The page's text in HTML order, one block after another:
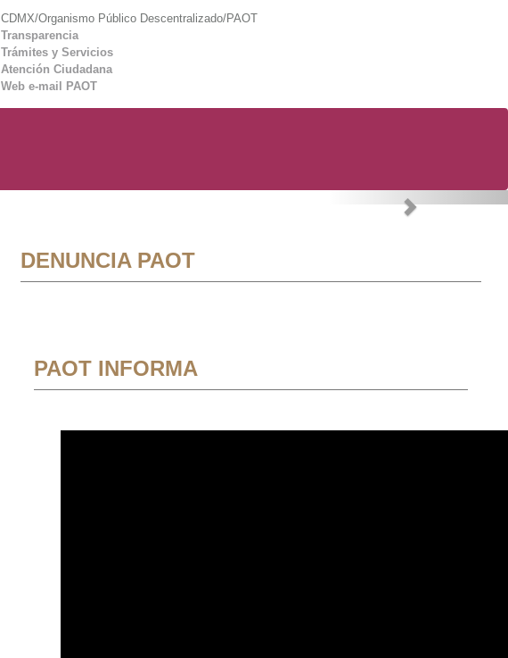
CDMX/Organismo Público Descentralizado/PAOT
Transparencia
Trámites y Servicios
Atención Ciudadana
Web e-mail PAOT
Next
DENUNCIA PAOT
PAOT INFORMA